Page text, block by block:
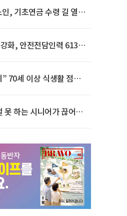
, 기초연금 수령 길 열린
화, 안전전담인력 613명
70세 이상 식생활 점수
하는 시니어가 끊어야